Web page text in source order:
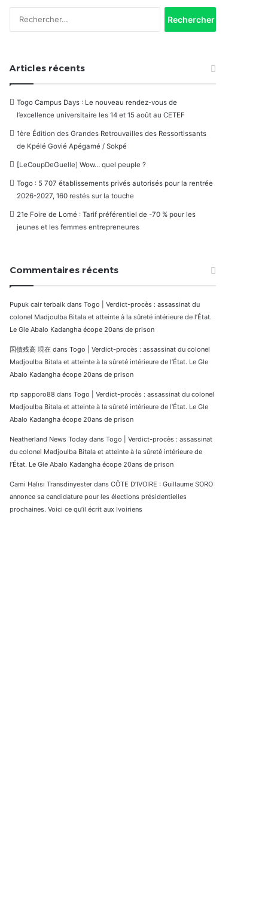
Articles récents
Togo Campus Days : Le nouveau rendez-vous de
l’excellence universitaire les 14 et 15 août au CETEF
1ère Édition des Grandes Retrouvailles des Ressortissants
de Kpélé Govié Apégamé / Sokpé
[LeCoupDeGuelle] Wow… quel peuple ?
Togo : 5 707 établissements privés autorisés pour la rentrée
2026-2027, 160 restés sur la touche
21e Foire de Lomé : Tarif préférentiel de -70 % pour les
jeunes et les femmes entrepreneures
Commentaires récents
Pupuk cair terbaik dans Togo | Verdict-procès : assassinat du
colonel Madjoulba Bitala et atteinte à la sûreté intérieure de l’État.
Le Gle Abalo Kadangha écope 20ans de prison
国債残高 現在 dans Togo | Verdict-procès : assassinat du colonel
Madjoulba Bitala et atteinte à la sûreté intérieure de l’État. Le Gle
Abalo Kadangha écope 20ans de prison
rtp sapporo88 dans Togo | Verdict-procès : assassinat du colonel
Madjoulba Bitala et atteinte à la sûreté intérieure de l’État. Le Gle
Abalo Kadangha écope 20ans de prison
Neatherland News Today dans Togo | Verdict-procès : assassinat
du colonel Madjoulba Bitala et atteinte à la sûreté intérieure de
l’État. Le Gle Abalo Kadangha écope 20ans de prison
Cami Halısı Transdinyester dans CÔTE D’IVOIRE : Guillaume SORO
annonce sa candidature pour les élections présidentielles
prochaines. Voici ce qu’il écrit aux Ivoiriens